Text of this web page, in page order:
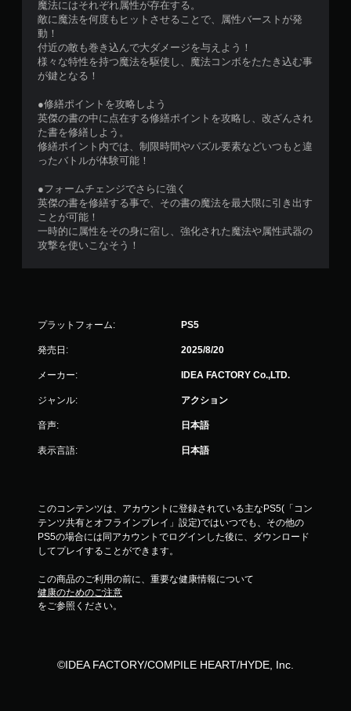
魔法にはそれぞれ属性が存在する。
敵に魔法を何度もヒットさせることで、属性バーストが発
動！
付近の敵も巻き込んで大ダメージを与えよう！
様々な特性を持つ魔法を駆使し、魔法コンボをたたき込む事
が鍵となる！
●修繕ポイントを攻略しよう
英傑の書の中に点在する修繕ポイントを攻略し、改ざんされ
た書を修繕しよう。
修繕ポイント内では、制限時間やパズル要素などいつもと違
ったバトルが体験可能！
●フォームチェンジでさらに強く
英傑の書を修繕する事で、その書の魔法を最大限に引き出す
ことが可能！
一時的に属性をその身に宿し、強化された魔法や属性武器の
攻撃を使いこなそう！
プラットフォーム: PS5
発売日: 2025/8/20
メーカー: IDEA FACTORY Co.,LTD.
ジャンル: アクション
音声: 日本語
表示言語: 日本語
このコンテンツは、アカウントに登録されている主なPS5(「コン
テンツ共有とオフラインプレイ」設定)ではいつでも、その他の
PS5の場合には同アカウントでログインした後に、ダウンロード
してプレイすることができます。
この商品のご利用の前に、重要な健康情報について
健康のためのご注意
をご参照ください。
©IDEA FACTORY/COMPILE HEART/HYDE, Inc.